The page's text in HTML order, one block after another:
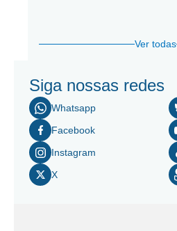
Ver todas
Siga nossas redes
Whatsapp
Facebook
Instagram
X